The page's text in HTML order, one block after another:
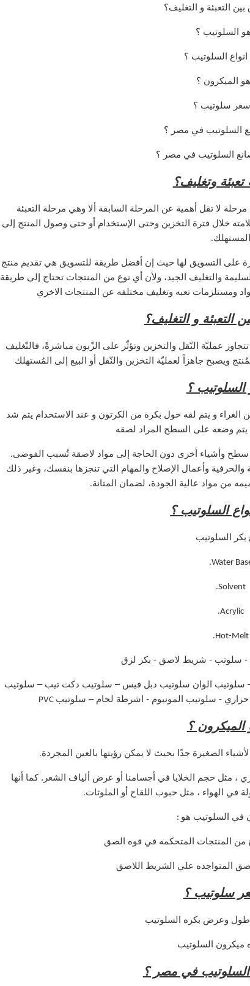
التعبئة و التغليف؟
السلوتيب ؟
السلوتيب ؟
الميكرون ؟
سلوتيب ؟
السلوتيب في مصر ؟
السلوتيب في مصر ؟
تعبئة وتغليف؟
مرحلة لا تقل أهمية عن المرحلة السابقة ألا وهي مرحلة التعبئة
خلال فترة التخزين وحتى الإستخدام أو حتى وصول المنتج إلى
المستهلك.
على التسويق لها حيث إن أفضل طريقة للتسويق هي تقديم منتج
والتغليف الجيد، ولأن أي نوع من المنتجات تحتاج إلى طريقة
ومستلزمات تعبه وتغليف مختلفه عن المنتجات الاخري
التعبئة و التغليف؟
عمليّة النّقل والتخزين وتؤثّر على الزّبون مباشرةً، فالتّغليف
ويصبح جاهزاً لعمليّة التخزين والنّقل أو البيع إلى المُستهلك
السلوتيب ؟
و يتم لفه حول بكرة من الكرتون و عند الاستخدام يتم شد
يتم وضعه على السطح المراد لصقه
وأشياء أخرى دون الحاجة إلى مواد لاصقة تُسبب الفوضى.
وأعمال الإصلاح والمهام التي تنجزها بنفسك، وغير ذلك
من مواد عالية الجودة، لضمان المتانة.
السلوتيب ؟
بكر السلوتيب
Water
Solvent.
Acrylic.
Hot-Melt.
سلوتب - شريط لاصق - بكر لزق
الوان سلوتيب دبل فيس – سلوتيب دكت تيب – سلوتيب
- سلوتيب المونيوم - اشرطة لحام – سلوتيب
الميكرون ؟
الصغيرة جدًا بحيث لا يمكن رؤيتها بالعين المجردة.
، مثل حجم الخلايا في أجسامنا أو عرض ألياف الشعر. كما أنها
الهواء ، مثل حبوب اللقاح أو الملوثات.
في السلوتيب هو :
من المنتجات المتحكمه في قوه الصق
المتواجده علي الشريط اللاصق
سلوتيب ؟
وعرض بكره السلوتيب
ميكرون السلوتيب
في مصر ؟